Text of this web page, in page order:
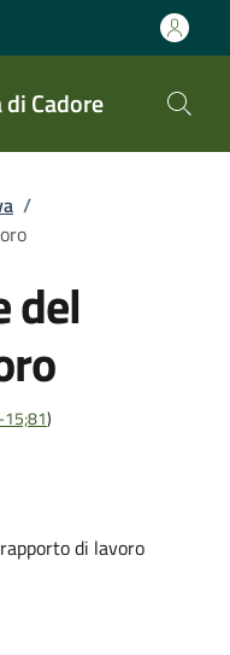
Cadore
/
del
)
di lavoro